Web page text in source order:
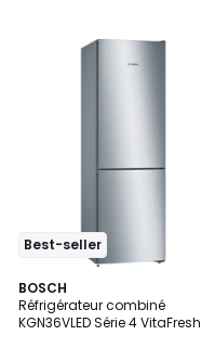
Best-seller
BOSCH
Réfrigérateur combiné
KGN36VLED Série 4 VitaFresh